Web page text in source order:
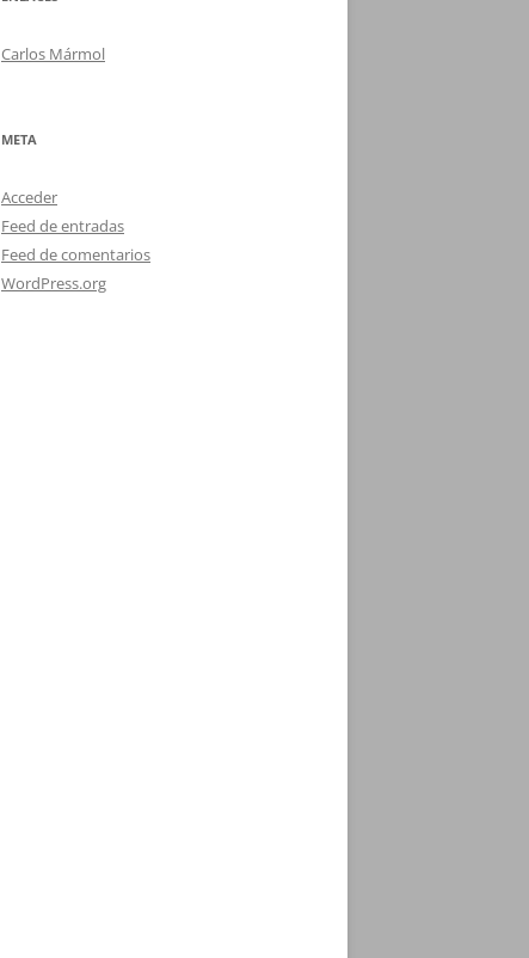
Carlos Mármol
META
Acceder
Feed de entradas
Feed de comentarios
WordPress.org